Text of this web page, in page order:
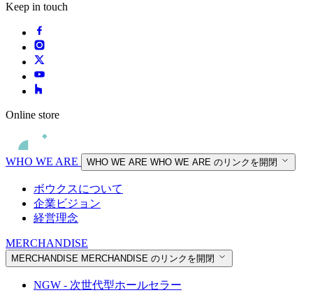
Keep in touch
Online store
WHO WE ARE WHO WE ARE WHO WE ARE のリンクを開閉
ボウクスについて
企業ビジョン
経営理念
MERCHANDISE
MERCHANDISE MERCHANDISE のリンクを開閉
NGW - 次世代型ホールセラー